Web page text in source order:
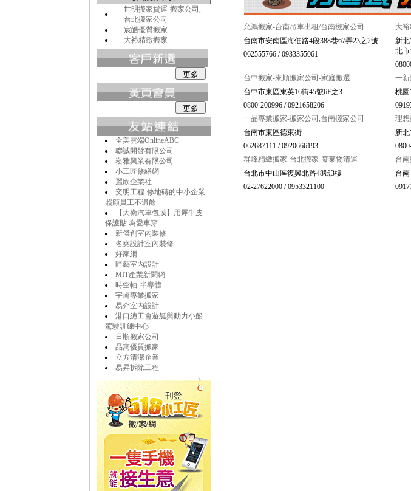
世明搬家貨運-搬家公司,
台北搬家公司
宸皓優質搬家
大裕精緻搬家
全美雲端OnlineABC
聯誠開發有限公司
崧雅興業有限公司
小工匠修繕網
麗欣企業社
奕明工程-修地磚的中小企業
照顧員工不遺餘
【大衛汽車包膜】用犀牛皮
保護貼 為愛車穿
新傑創室內裝修
名堯設計室內裝修
好家網
匠藝室內設計
MIT產業新聞網
時空軸-半導體
宇崎專業搬家
易介室內設計
港口總工會遊艇與動力小船
駕駛訓練中心
日順搬家公司
品寓優質搬家
立方清潔企業
易昇拆除工程
允鴻搬家-台南吊車出租/台南搬家公司
台南市安南區海佃路4段388巷67弄23之2號
062555766 / 0933355061
大
新
北市
台中搬家-來順搬家公司-家庭搬遷
台中市東區東英16街45號6F之3
0800-200996 / 0921658206
一
桃
一品專業搬家-搬家公司,台南搬家公司
台南市東區德東街
062687111 / 0920666193
理想
新北
群峰精緻搬家-台北搬家-廢棄物清運
台北市中山區復興北路48號3樓
02-27622000 / 0953321100
台
台